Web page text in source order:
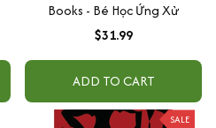
Books - Bé Học Ứng Xử
$31.99
ADD TO CART
SALE